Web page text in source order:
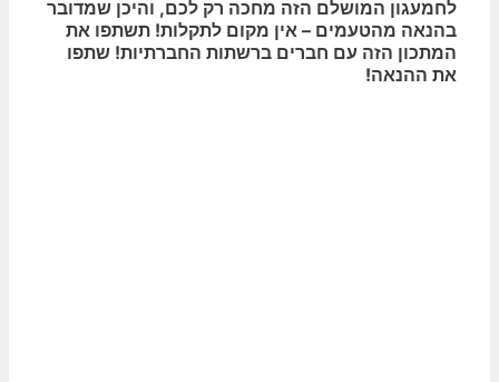
לחמעגון המושלם הזה מחכה רק לכם, והיכן שמדובר
בהנאה מהטעמים – אין מקום לתקלות! תשתפו את
המתכון הזה עם חברים ברשתות החברתיות! שתפו
את ההנאה!